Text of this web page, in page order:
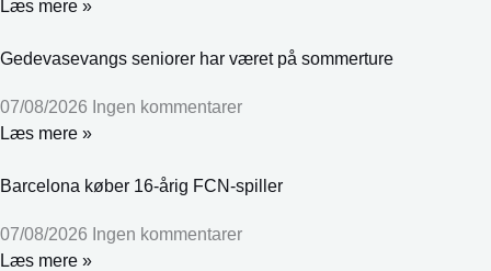
Læs mere »
Gedevasevangs seniorer har været på sommerture
07/08/2026 Ingen kommentarer
Læs mere »
Barcelona køber 16-årig FCN-spiller
07/08/2026 Ingen kommentarer
Læs mere »